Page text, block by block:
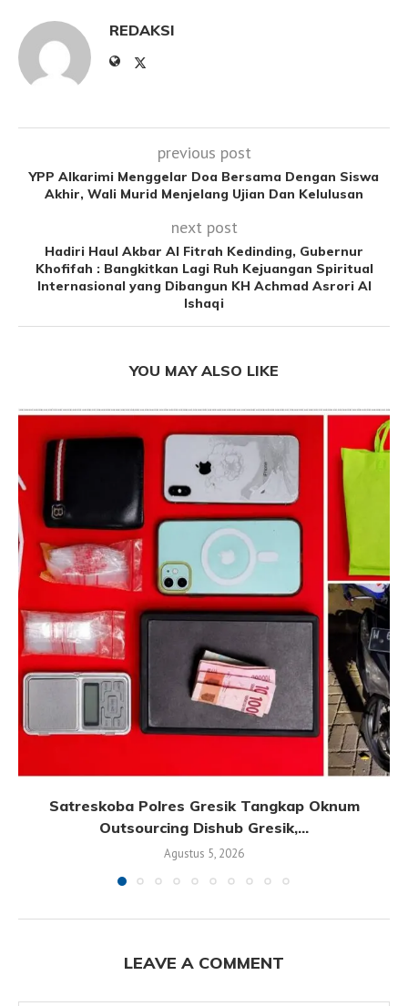
REDAKSI
previous post
YPP Alkarimi Menggelar Doa Bersama Dengan Siswa
Akhir, Wali Murid Menjelang Ujian Dan Kelulusan
next post
Hadiri Haul Akbar Al Fitrah Kedinding, Gubernur
Khofifah : Bangkitkan Lagi Ruh Kejuangan Spiritual
Internasional yang Dibangun KH Achmad Asrori Al
Ishaqi
YOU MAY ALSO LIKE
Satreskoba Polres Gresik Tangkap Oknum
Outsourcing Dishub Gresik,...
Agustus 5, 2026
LEAVE A COMMENT